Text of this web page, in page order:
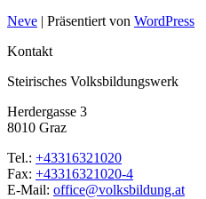
Neve | Präsentiert von WordPress
Kontakt
Steirisches Volksbildungswerk
Herdergasse 3
8010 Graz
Tel.: +43316321020
Fax: +43316321020-4
E-Mail: office@volksbildung.at